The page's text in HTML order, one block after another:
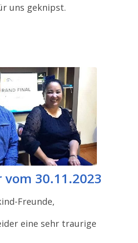
uns geknipst.
30.11.2023
​Freunde,
eine sehr traurige